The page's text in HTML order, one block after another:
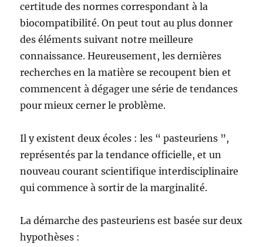
certitude des normes correspondant à la
biocompatibilité. On peut tout au plus donner
des éléments suivant notre meilleure
connaissance. Heureusement, les dernières
recherches en la matière se recoupent bien et
commencent à dégager une série de tendances
pour mieux cerner le problème.
Il y existent deux écoles : les “ pasteuriens ”,
représentés par la tendance officielle, et un
nouveau courant scientifique interdisciplinaire
qui commence à sortir de la marginalité.
La démarche des pasteuriens est basée sur deux
hypothèses :